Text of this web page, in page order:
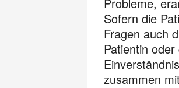
Sofern die
Fragen auch
Patientin
zusammen